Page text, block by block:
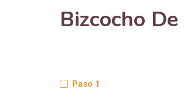
Bizcocho
Paso 1